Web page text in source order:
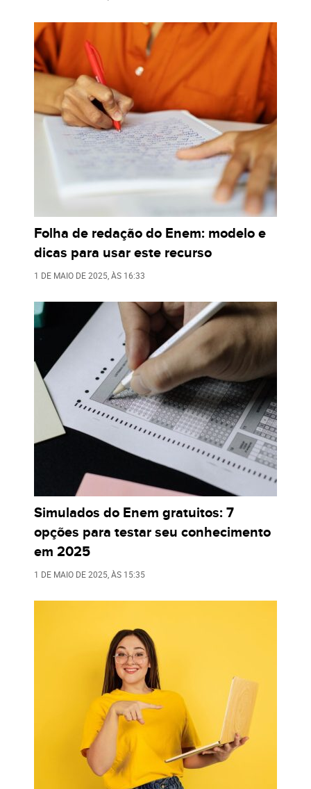
Folha de redação do Enem: modelo e
dicas para usar este recurso
1 DE MAIO DE 2025 , ÀS 16:33
Simulados do Enem gratuitos: 7
opções para testar seu conhecimento
em 2025
1 DE MAIO DE 2025 , ÀS 15:35